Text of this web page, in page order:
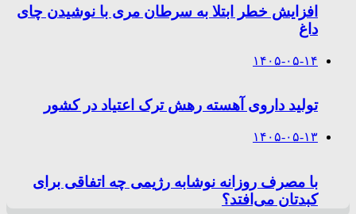
افزایش خطر ابتلا به سرطان مری با نوشیدن چای
داغ
۱۴۰۵-۰۵-۱۴
تولید داروی آهسته رهش ترک اعتیاد در کشور
۱۴۰۵-۰۵-۱۳
با مصرف روزانه نوشابه رژیمی چه اتفاقی برای
کبدتان می‌افتد؟